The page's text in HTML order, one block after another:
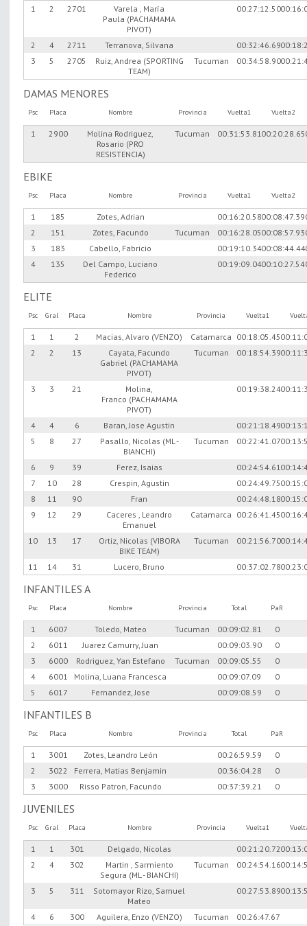
1 2 2701
Varela , María
Paula (PACHAMAMA
PIVOT)
00:27:12.50
2 4 2711 Terranova, Silvana 00:32:46.69
3
5 2705
Ruiz, Andrea (SPORTING
TEAM)
Tucuman 00:34:58.90
DAMAS MENORES
Psc Placa Nombre Provincia Vuelta1 Vuelta2
1 2900
Molina Rodriguez,
Rosario (PRO
RESISTENCIA)
Tucuman 00:31:53.8100:20:28.65
EBIKE
Psc Placa Nombre Provincia Vuelta1 Vuelta2
1 185 Zotes, Adrian 00:16:20.5800:08:47.39
2
151 Zotes, Facundo Tucuman 00:16:28.0500:08:57.93
3
183 Cabello, Fabricio 00:19:10.3400:08:44.44
4
135
Del Campo, Luciano
Federico
00:19:09.0400:10:27.54
ELITE
Psc Gral Placa Nombre Provincia Vuelta1
1 1 2 Macias, Alvaro (VENZO) Catamarca 00:18:05.45
2
2 13
Cayata, Facundo
Gabriel (PACHAMAMA
PIVOT)
Tucuman 00:18:54.39
3 3 21
Molina,
Franco (PACHAMAMA
PIVOT)
00:19:38.24
4 4 6 Baran, Jose Agustin 00:21:18.49
5
8 27
Pasallo, Nicolas (ML -
BIANCHI)
Tucuman 00:22:41.07
6 9 39 Ferez, Isaias 00:24:54.61
7
10 28 Crespin, Agustin 00:24:49.75
8
11 90 Fran 00:24:48.18
9
12 29
Caceres , Leandro
Emanuel
Catamarca 00:26:41.45
10 13 17
Ortiz, Nicolas (VIBORA
BIKE TEAM)
Tucuman 00:21:56.70
11 14 31 Lucero, Bruno 00:37:02.78
INFANTILES A
Psc Placa Nombre Provincia Total PaR
1 6007 Toledo, Mateo Tucuman 00:09:02.81
0
2
6011 Juarez Camurry, Juan 00:09:03.90
0
3
6000 Rodriguez, Yan Estefano Tucuman 00:09:05.55
0
4
6001 Molina, Luana Francesca 00:09:07.09
0
5
6017 Fernandez, Jose 00:09:08.59 0
INFANTILES B
Psc Placa Nombre Provincia Total PaR
1 3001 Zotes, Leandro León 00:26:59.59
0
2
3022 Ferrera, Matias Benjamin 00:36:04.28
0
3
3000 Risso Patron, Facundo 00:37:39.21 0
JUVENILES
Psc Gral Placa Nombre Provincia Vuelta1
1 1 301 Delgado, Nicolas 00:21:20.72
2
4 302
Martin , Sarmiento
Segura (ML - BIANCHI)
Tucuman 00:24:54.16
3 5 311
Sotomayor Rizo, Samuel
Mateo
00:27:53.89
4 6 300 Aguilera, Enzo (VENZO) Tucuman 00:26:47.67